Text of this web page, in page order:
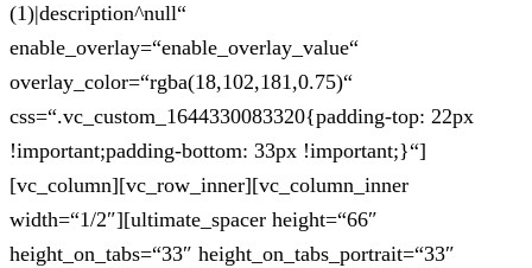
(1)|description^null“
enable_overlay=“enable_overlay_value“
overlay_color=“rgba(18,102,181,0.75)“
css=“.vc_custom_1644330083320{padding-top: 22px
!important;padding-bottom: 33px !important;}“]
[vc_column][vc_row_inner][vc_column_inner
width=“1/2″][ultimate_spacer height=“66″
height_on_tabs=“33″ height_on_tabs_portrait=“33″